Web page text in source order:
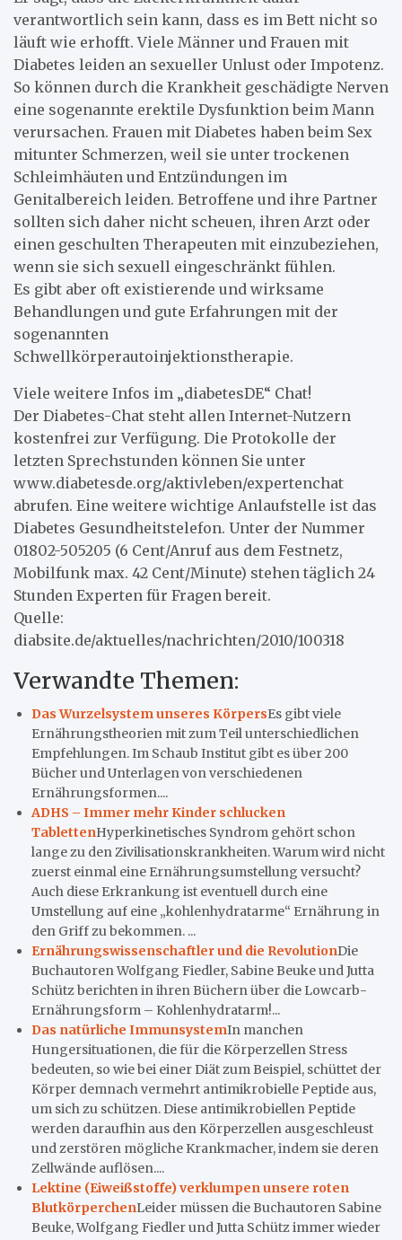
verantwortlich sein kann, dass es im Bett nicht so
läuft wie erhofft. Viele Männer und Frauen mit
Diabetes leiden an sexueller Unlust oder Impotenz.
So können durch die Krankheit geschädigte Nerven
eine sogenannte erektile Dysfunktion beim Mann
verursachen. Frauen mit Diabetes haben beim Sex
mitunter Schmerzen, weil sie unter trockenen
Schleimhäuten und Entzündungen im
Genitalbereich leiden. Betroffene und ihre Partner
sollten sich daher nicht scheuen, ihren Arzt oder
einen geschulten Therapeuten mit einzubeziehen,
wenn sie sich sexuell eingeschränkt fühlen.
Es gibt aber oft existierende und wirksame
Behandlungen und gute Erfahrungen mit der
sogenannten
Schwellkörperautoinjektionstherapie.
Viele weitere Infos im „diabetesDE“ Chat!
Der Diabetes-Chat steht allen Internet-Nutzern
kostenfrei zur Verfügung. Die Protokolle der
letzten Sprechstunden können Sie unter
www.diabetesde.org/aktivleben/expertenchat
abrufen. Eine weitere wichtige Anlaufstelle ist das
Diabetes Gesundheitstelefon. Unter der Nummer
01802-505205 (6 Cent/Anruf aus dem Festnetz,
Mobilfunk max. 42 Cent/Minute) stehen täglich 24
Stunden Experten für Fragen bereit.
Quelle:
diabsite.de/aktuelles/nachrichten/2010/100318
Verwandte Themen:
Das Wurzelsystem unseres KörpersEs gibt viele
Ernährungstheorien mit zum Teil unterschiedlichen
Empfehlungen. Im Schaub Institut gibt es über 200
Bücher und Unterlagen von verschiedenen
Ernährungsformen....
ADHS – Immer mehr Kinder schlucken
TablettenHyperkinetisches Syndrom gehört schon
lange zu den Zivilisationskrankheiten. Warum wird nicht
zuerst einmal eine Ernährungsumstellung versucht?
Auch diese Erkrankung ist eventuell durch eine
Umstellung auf eine „kohlenhydratarme“ Ernährung in
den Griff zu bekommen. ...
Ernährungswissenschaftler und die RevolutionDie
Buchautoren Wolfgang Fiedler, Sabine Beuke und Jutta
Schütz berichten in ihren Büchern über die Lowcarb-
Ernährungsform – Kohlenhydratarm!...
Das natürliche ImmunsystemIn manchen
Hungersituationen, die für die Körperzellen Stress
bedeuten, so wie bei einer Diät zum Beispiel, schüttet der
Körper demnach vermehrt antimikrobielle Peptide aus,
um sich zu schützen. Diese antimikrobiellen Peptide
werden daraufhin aus den Körperzellen ausgeschleust
und zerstören mögliche Krankmacher, indem sie deren
Zellwände auflösen....
Lektine (Eiweißstoffe) verklumpen unsere roten
BlutkörperchenLeider müssen die Buchautoren Sabine
Beuke, Wolfgang Fiedler und Jutta Schütz immer wieder